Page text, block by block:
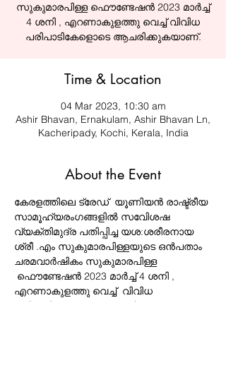
സുകുമാരപിള്ള ഫൌണ്ടേഷൻ 2023 മാർച്ച്
4 ശനി , എറണാകുളത്തു വെച്ച് വിവിധ
പരിപാടികേളാെടെ ആചരിക്കുകയാണ്.
Time & Location
04 Mar 2023, 10:30 am
Ashir Bhavan, Ernakulam, Ashir Bhavan Ln,
Kacheripady, Kochi, Kerala, India
About the Event
കേരളത്തിലെ ട്രേഡ്  യൂണിയൻ രാഷ്ട്രീയ
സാമൂഹ്യരംഗങ്ങളിൽ സവിേശഷ
വ്യക്തിമുദ്ര പതിപ്പിച്ച യശ:ശരീരനായ
ശ്രീ .എം സുകുമാരപിള്ളയുടെ ഒൻപതാം
ചരമവാർഷികം സുകുമാരപിള്ള
ഫൌണ്ടേഷൻ 2023 മാർച്ച് 4 ശനി ,
എറണാകുളത്തു വെച്ച്  വിവിധ
പരിപാടികേളാെടെ  ആചരിക്കുകയാണ്.